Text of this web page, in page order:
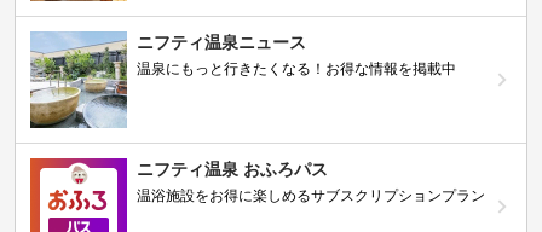
ニフティ温泉ニュース
温泉にもっと行きたくなる！お得な情報を掲載中
ニフティ温泉 おふろパス
温浴施設をお得に楽しめるサブスクリプションプラン